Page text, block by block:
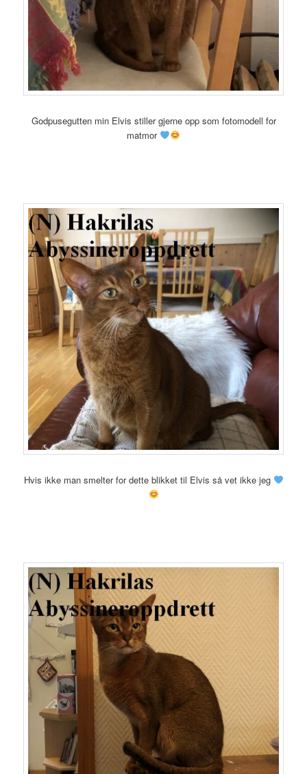
Godpusegutten min Elvis stiller gjerne opp som fotomodell for
matmor
Hvis ikke man smelter for dette blikket til Elvis så vet ikke jeg